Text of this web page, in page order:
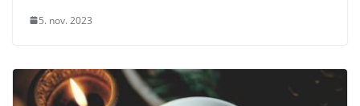
5. nov. 2023